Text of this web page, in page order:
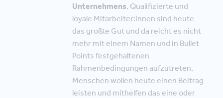
Unternehmens. Qualifizierte und
loyale Mitarbeiter:innen sind heute
das größte Gut und da reicht es nicht
mehr mit einem Namen und in Bullet
Points festgehaltenen
Rahmenbedingungen aufzutreten.
Menschen wollen heute einen Beitrag
leisten und mithelfen das eine oder